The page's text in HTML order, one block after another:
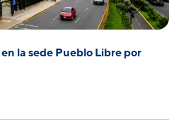
la sede Pueblo Libre por